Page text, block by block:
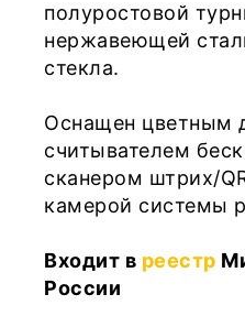
полуростовой
нержавеющей
стекла.
Оснащен цветным
считывателем
сканером штрих/
камерой системы
Входит в реестр
России